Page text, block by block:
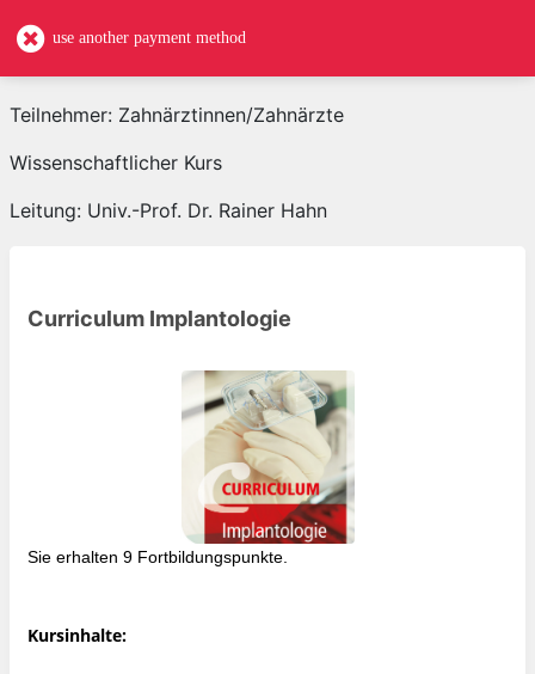
Teilnehmer: Zahnärztinnen/Zahnärzte
Wissenschaftlicher Kurs
Leitung: Univ.-Prof. Dr. Rainer Hahn
Curriculum Implantologie
Sie erhalten 9 Fortbildungspunkte.
Kursinhalte:
use another payment method